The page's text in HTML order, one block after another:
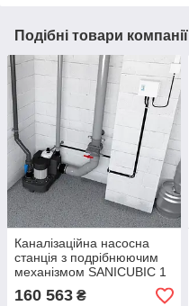
Подібні товари компанії
Каналізаційна насосна
станція з подрібнюючим
механізмом SANICUBIC 1
GR HP, SFA (Франція)
160 563 ₴